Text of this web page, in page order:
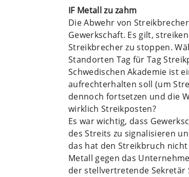
IF Metall zu zahm
Die Abwehr von
Gewerkschaft. Es gilt,
Streikbrecher zu stoppen.
Standorten Tag für Tag
Schwedischen Akademie ist
aufrechterhalten soll (um
dennoch fortsetzen und die
wirklich Streikposten?
Es war wichtig, dass
des Streits zu signalisieren
das hat den Streikbruch
Metall gegen das
der stellvertretende Sekretär